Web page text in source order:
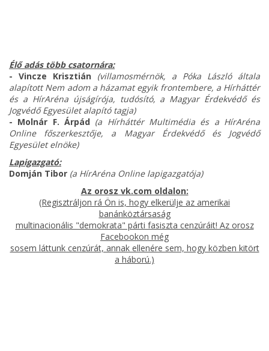
Élő adás több csatornára:
- Vincze Krisztián (villamosmérnök, a Póka László általa
alapított Nem adom a házamat egyik frontembere, a Hírháttér
és a HírAréna újságírója, tudósító, a Magyar Érdekvédő és
Jogvédő Egyesület alapító tagja)
- Molnár F. Árpád (a Hírháttér Multimédia és a HírAréna
Online főszerkesztője, a Magyar Érdekvédő és Jogvédő
Egyesület elnöke)
Lapigazgató:
Domján Tibor (a HírAréna Online lapigazgatója)
Az orosz vk.com oldalon:
(Regisztráljon rá Ön is, hogy elkerülje az amerikai
banánköztársaság
multinacionális "demokrata" párti fasiszta cenzúráit! Az orosz
Facebookon még
sosem láttunk cenzúrát, annak ellenére sem, hogy közben kitört
a háború.)